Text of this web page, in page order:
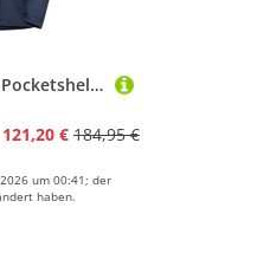
La Sportiva Damen Pocketshell Jacke
121,20 € 184,95 €
um 00:41; der
haben.